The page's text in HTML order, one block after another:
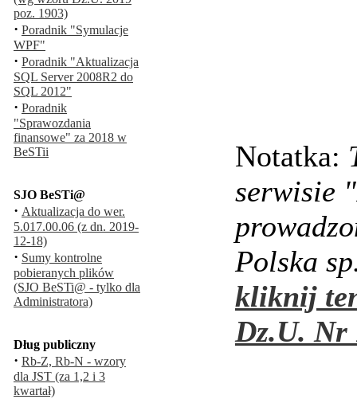
poz. 1903)
· Poradnik "Symulacje
WPF"
· Poradnik "Aktualizacja
SQL Server 2008R2 do
SQL 2012"
· Poradnik
"Sprawozdania
finansowe" za 2018 w
BeSTii
SJO BeSTi@
· Aktualizacja do wer.
5.017.00.06 (z dn. 2019-
12-18)
· Sumy kontrolne
pobieranych plików
(SJO BeSTi@ - tylko dla
Administratora)
Dług publiczny
· Rb-Z, Rb-N - wzory
dla JST (za 1,2 i 3
kwartał)
Notatka:
serwisie
Polska
kliknij
Dz.U. Nr